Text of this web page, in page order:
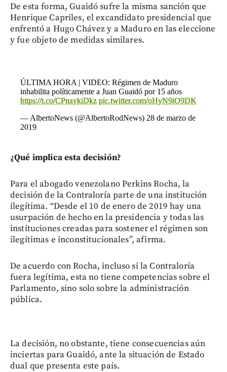
De esta forma, Guaidó sufre la misma sanción que
Henrique Capriles, el excandidato presidencial que
enfrentó a Hugo Chávez y a Maduro en las eleccione
y fue objeto de medidas similares.
ÚLTIMA HORA | VIDEO: Régimen de Maduro
inhabilita políticamente a Juan Guaidó por 15 años
https://t.co/CPnaykiDkz pic.twitter.com/oHyN9iO9DK
— AlbertoNews (@AlbertoRodNews) 28 de marzo de
2019
¿Qué implica esta decisión?
Para el abogado venezolano Perkins Rocha, la
decisión de la Contraloría parte de una institución
ilegítima. “Desde el 10 de enero de 2019 hay una
usurpación de hecho en la presidencia y todas las
instituciones creadas para sostener el régimen son
ilegítimas e inconstitucionales”, afirma.
De acuerdo con Rocha, incluso si la Contraloría
fuera legítima, esta no tiene competencias sobre el
Parlamento, sino solo sobre la administración
pública.
La decisión, no obstante, tiene consecuencias aún
inciertas para Guaidó, ante la situación de Estado
dual que presenta este país.